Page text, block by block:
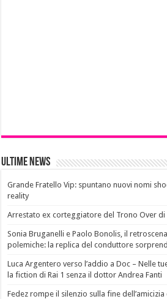
Ultime News
Grande Fratello Vip: spuntano nuovi nomi
reality
Arrestato ex corteggiatore del Trono Over di
Sonia Bruganelli e Paolo Bonolis, il
polemiche: la replica del conduttore
Luca Argentero verso l’addio a Doc – Nelle
la fiction di Rai 1 senza il dottor Andrea Fanti
Fedez rompe il silenzio sulla fine